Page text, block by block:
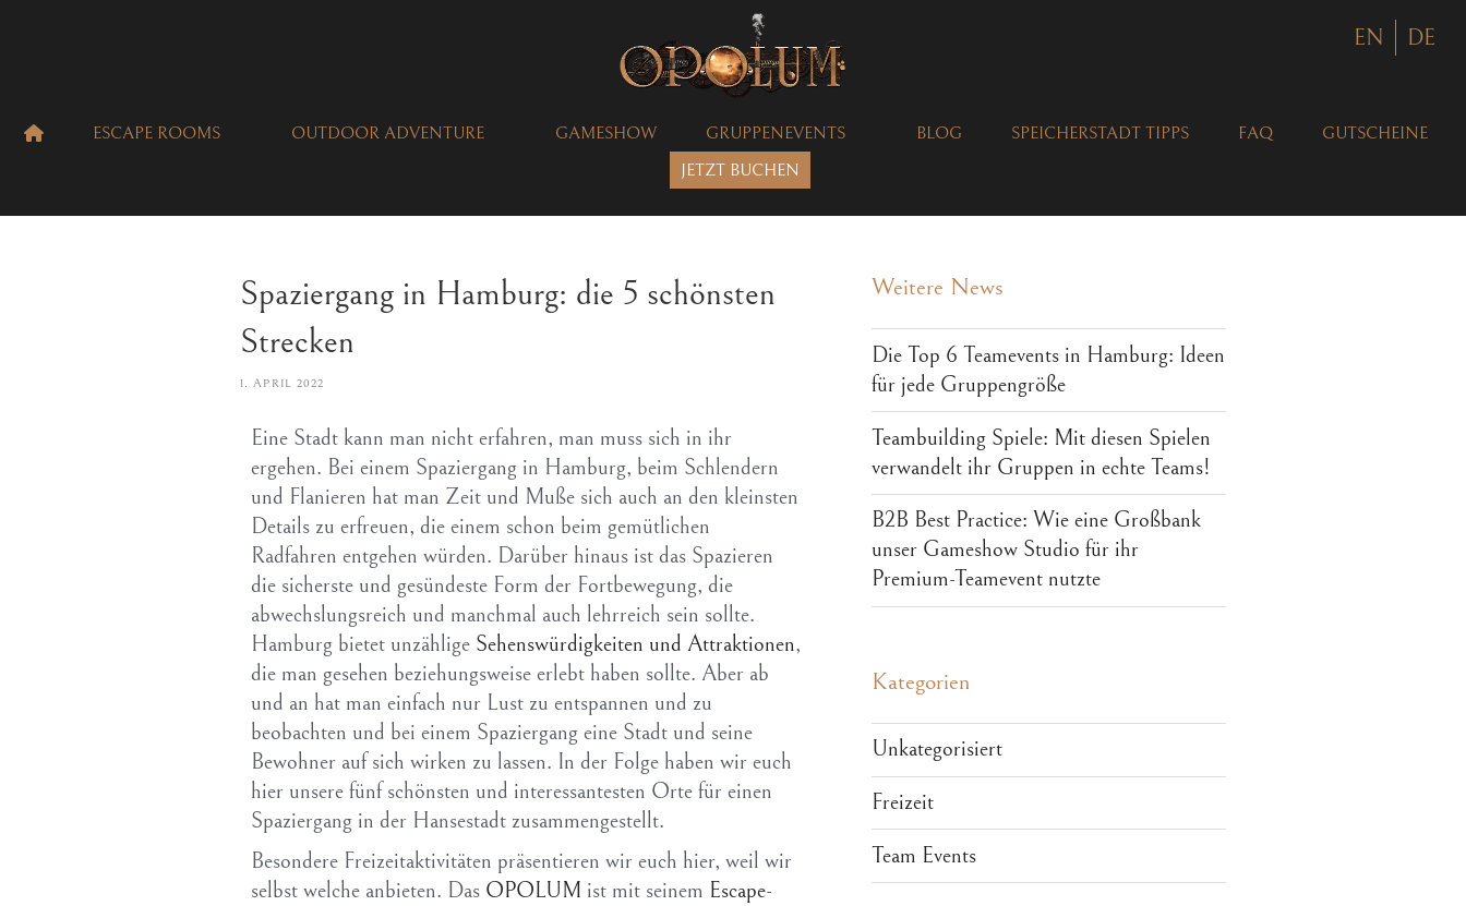
EN DE
ESCAPE ROOMS OUTDOOR ADVENTURE GAMESHOW GRUPPENEVENTS BLOG SPEICHERSTADT TIPPS FAQ
GUTSCHEINE
JETZT BUCHEN
Spaziergang in Hamburg: die 5 schönsten
Strecken
1. APRIL 2022
Eine Stadt kann man nicht erfahren, man muss sich in ihr
ergehen. Bei einem Spaziergang in Hamburg, beim Schlendern
und Flanieren hat man Zeit und Muße sich auch an den kleinsten
Details zu erfreuen, die einem schon beim gemütlichen
Radfahren entgehen würden. Darüber hinaus ist das Spazieren
die sicherste und gesündeste Form der Fortbewegung, die
abwechslungsreich und manchmal auch lehrreich sein sollte.
Hamburg bietet unzählige Sehenswürdigkeiten und Attraktionen,
die man gesehen beziehungsweise erlebt haben sollte. Aber ab
und an hat man einfach nur Lust zu entspannen und zu
beobachten und bei einem Spaziergang eine Stadt und seine
Bewohner auf sich wirken zu lassen. In der Folge haben wir euch
hier unsere fünf schönsten und interessantesten Orte für einen
Spaziergang in der Hansestadt zusammengestellt.
Besondere Freizeitaktivitäten präsentieren wir euch hier, weil wir
selbst welche anbieten. Das OPOLUM ist mit seinem Escape-
Weitere News
Die Top 6 Teamevents in Hamburg: Ideen
für jede Gruppengröße
Teambuilding Spiele: Mit diesen Spielen
verwandelt ihr Gruppen in echte Teams!
B2B Best Practice: Wie eine Großbank
unser Gameshow Studio für ihr
Premium-Teamevent nutzte
Kategorien
Unkategorisiert
Freizeit
Team Events